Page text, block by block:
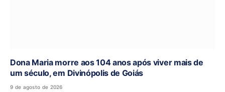
Dona Maria morre aos 104 anos após viver mais de
um século, em Divinópolis de Goiás
9 de agosto de 2026